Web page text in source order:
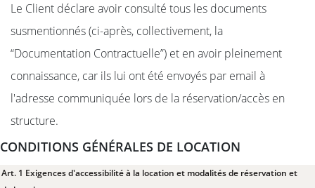
Le Client déclare avoir consulté tous les documents
susmentionnés (ci-après, collectivement, la
“Documentation Contractuelle”) et en avoir pleinement
connaissance, car ils lui ont été envoyés par email à
l'adresse communiquée lors de la réservation/accès en
structure.
CONDITIONS GÉNÉRALES DE LOCATION
Art. 1 Exigences d'accessibilité à la location et modalités de réservation et